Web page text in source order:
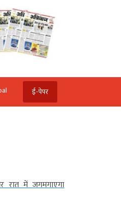
ई-पेपर
रात में जगमगाएगा